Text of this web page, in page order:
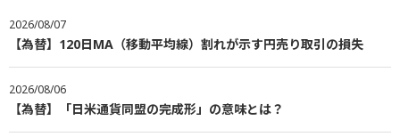
2026/08/07
【為替】120日MA（移動平均線）割れが示す円売り取引の損失
2026/08/06
【為替】「日米通貨同盟の完成形」の意味とは？